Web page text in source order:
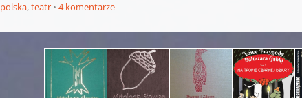
polska,teatr 4 komentarze